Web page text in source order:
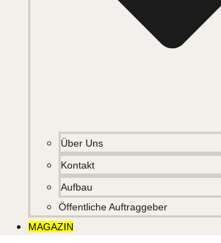
Über Uns
Kontakt
Aufbau
Öffentliche Auftraggeber
MAGAZIN